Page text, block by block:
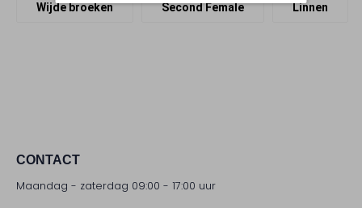
Wijde broeken Second Female Linnen
CONTACT
Maandag - zaterdag 09:00 - 17:00 uur